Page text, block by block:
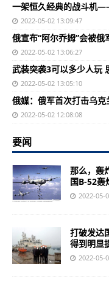
一架恒久经典的战斗机
2022-05-02 13:09:47
俄宣布“阿尔乔姆”会被
2022-05-02 13:06:27
武装突袭3可以多少人玩
2022-05-02 13:05:10
俄媒：俄军首次打击乌
2022-05-02 12:08:08
要闻
那么，轰
国B-52轰
2022-05-
打破发达
得到明显
2022-05-